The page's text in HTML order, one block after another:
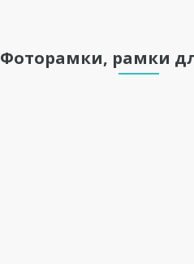
Фоторамки, рамки